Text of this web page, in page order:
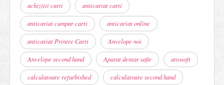
achizitii carti anticariat carti
anticariat cumpar carti anticariat online
anticariat Printre Carti Anvelope noi
Anvelope second hand Aparat dentar safir attosoft
calculatoare refurbished calculatoare second hand